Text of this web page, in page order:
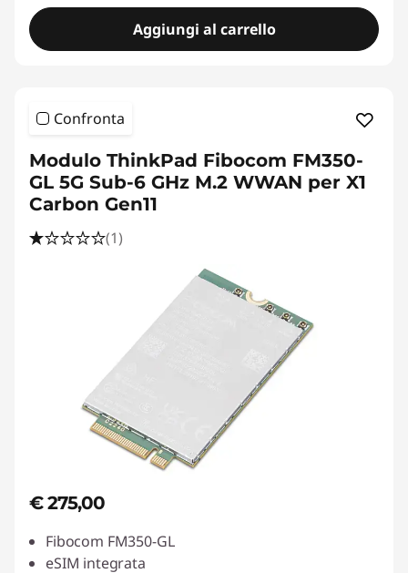
Aggiungi al carrello
Confronta
Modulo ThinkPad Fibocom FM350-
GL 5G Sub-6 GHz M.2 WWAN per X1
Carbon Gen11
(1)
€ 275,00
Fibocom FM350-GL
eSIM integrata